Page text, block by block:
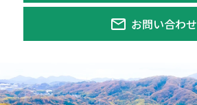
お問い合わせ